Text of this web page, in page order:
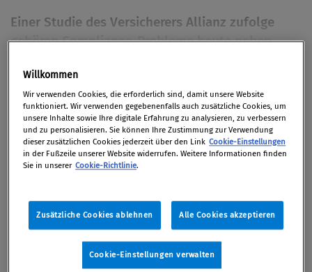
Einer Studie des Versicherers Allianz zufolge
gehören Compliance-Probleme heute neben
Risiken für Finanzdienstleister. Der Stellenwert
von Regeltreue nimmt weiter zu – insbesondere
im Zusammenhang mit ESG-Faktoren und dem
Klimawandel.
VonRedaktion
2/2021, S. 6
Premium
Willkommen
Wir verwenden Cookies, die erforderlich sind, damit unsere Website
funktioniert. Wir verwenden gegebenenfalls auch zusätzliche Cookies, um
unsere Inhalte sowie Ihre digitale Erfahrung zu analysieren, zu verbessern
und zu personalisieren. Sie können Ihre Zustimmung zur Verwendung
dieser zusätzlichen Cookies jederzeit über den Link Cookie-Einstellungen
in der Fußzeile unserer Website widerrufen. Weitere Informationen finden
Sie in unserer Cookie-Richtlinie.
Zusätzliche Cookies ablehnen Alle Cookies akzeptieren
Cookie-Einstellungen verwalten